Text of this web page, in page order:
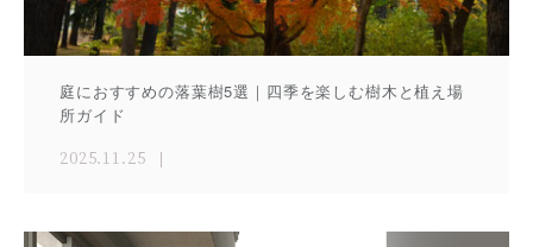
庭におすすめの落葉樹5選｜四季を楽しむ樹木と植え場
所ガイド
2025.11.25